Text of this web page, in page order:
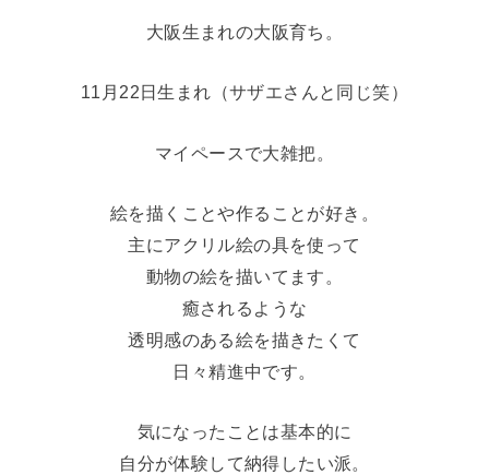
大阪生まれの大阪育ち。
11月22日生まれ（サザエさんと同じ笑）
マイペースで大雑把。
絵を描くことや作ることが好き。
主にアクリル絵の具を使って
動物の絵を描いてます。
癒されるような
透明感のある絵を描きたくて
日々精進中です。
気になったことは基本的に
自分が体験して納得したい派。